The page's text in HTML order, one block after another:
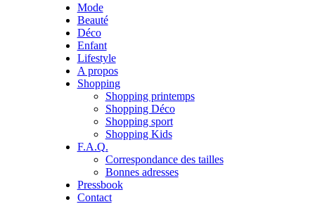
Mode
Beauté
Déco
Enfant
Lifestyle
A propos
Shopping
Shopping printemps
Shopping Déco
Shopping sport
Shopping Kids
F.A.Q.
Correspondance des tailles
Bonnes adresses
Pressbook
Contact